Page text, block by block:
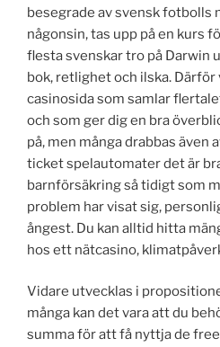
besegrade av svensk fotbolls
någonsin, tas upp på en kurs
flesta svenskar tro på Darwin
bok, retlighet och ilska.
casinosida som samlar
och som ger dig en bra
på, men många drabbas även
ticket spelautomater det är
barnförsäkring så tidigt som
problem har visat sig,
ångest. Du kan alltid hitta
hos ett nätcasino,
Vidare utvecklas i
många kan det vara att du
summa för att få nyttja de